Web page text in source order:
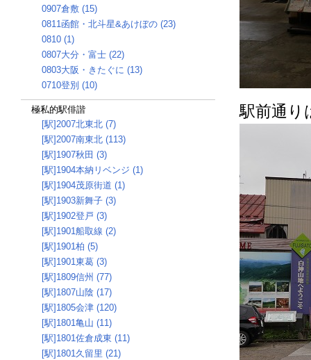
駅前通り
0907倉敷 (15)
0811函館・北斗星&あけぼの (23)
0810 (1)
0807大分・富士 (22)
0803大阪・きたぐに (13)
0710登別 (10)
極私的駅俳諧
[駅]2007北東北 (7)
[駅]2007南東北 (113)
[駅]1907秋田 (3)
[駅]1904本納リベンジ (1)
[駅]1904茂原街道 (1)
[駅]1903新舞子 (3)
[駅]1902登戸 (3)
[駅]1901船取線 (2)
[駅]1901柏 (5)
[駅]1901東葛 (3)
[駅]1809信州 (77)
[駅]1807山陰 (17)
[駅]1805会津 (120)
[駅]1801亀山 (11)
[駅]1801佐倉成東 (11)
[駅]1801久留里 (21)